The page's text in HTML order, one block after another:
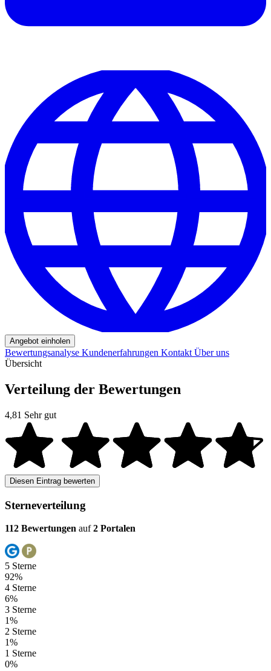
Angebot einholen
Bewertungsanalyse Kundenerfahrungen Kontakt Über uns
Übersicht
Verteilung der Bewertungen
4,81 Sehr gut
Diesen Eintrag bewerten
Sterneverteilung
112 Bewertungen auf2 Portalen
5 Sterne
92%
4 Sterne
6%
3 Sterne
1%
2 Sterne
1%
1 Sterne
0%